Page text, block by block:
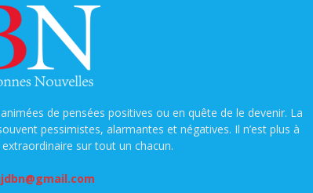
de pensées positives ou en quête de le devenir. La
pessimistes, alarmantes et négatives. Il n’est plus à
sur tout un chacun.